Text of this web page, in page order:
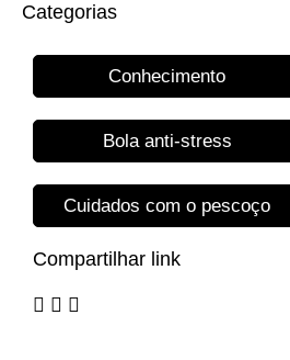
Categorias
Conhecimento
Bola anti-stress
Cuidados com o pescoço
Compartilhar link